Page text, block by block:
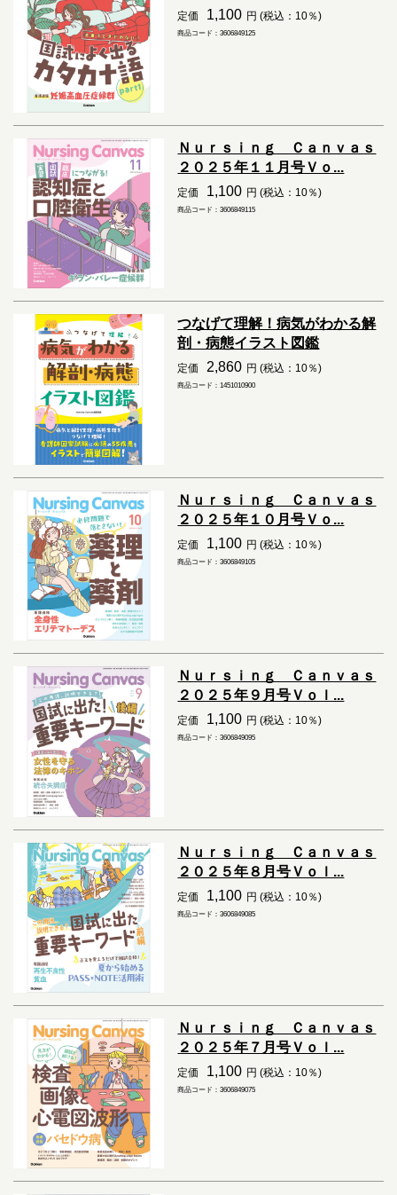
定価 1,100 円 (税込：10％)
商品コード：3606849125
Ｎｕｒｓｉｎｇ Ｃａｎｖａｓ
２０２５年１１月号Ｖｏ...
定価 1,100 円 (税込：10％)
商品コード：3606849115
つなげて理解！病気がわかる解
剖・病態イラスト図鑑
定価 2,860 円 (税込：10％)
商品コード：1451010900
Ｎｕｒｓｉｎｇ Ｃａｎｖａｓ
２０２５年１０月号Ｖｏ...
定価 1,100 円 (税込：10％)
商品コード：3606849105
Ｎｕｒｓｉｎｇ Ｃａｎｖａｓ
２０２５年９月号Ｖｏｌ...
定価 1,100 円 (税込：10％)
商品コード：3606849095
Ｎｕｒｓｉｎｇ Ｃａｎｖａｓ
２０２５年８月号Ｖｏｌ...
定価 1,100 円 (税込：10％)
商品コード：3606849085
Ｎｕｒｓｉｎｇ Ｃａｎｖａｓ
２０２５年７月号Ｖｏｌ...
定価 1,100 円 (税込：10％)
商品コード：3606849075